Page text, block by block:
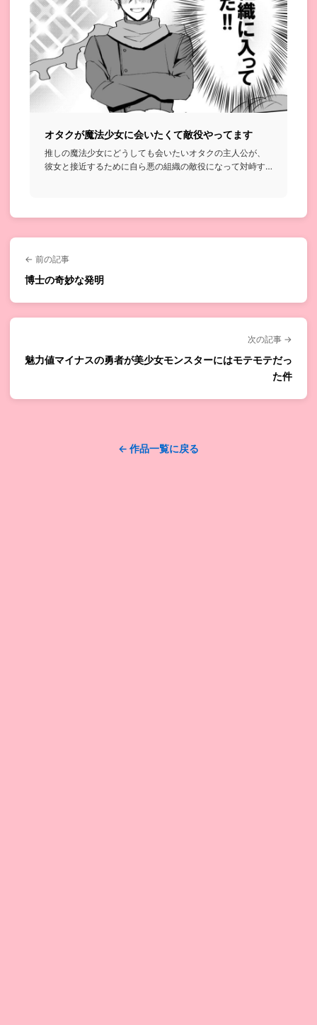
オタクが魔法少女に会いたくて敵役やってます
推しの魔法少女にどうしても会いたいオタクの主人公が、
彼女と接近するために自ら悪の組織の敵役になって対峙す
← 前の記事
博士の奇妙な発明
次の記事 →
魅力値マイナスの勇者が美少女モンスターにはモテモテだっ
た件
← 作品一覧に戻る